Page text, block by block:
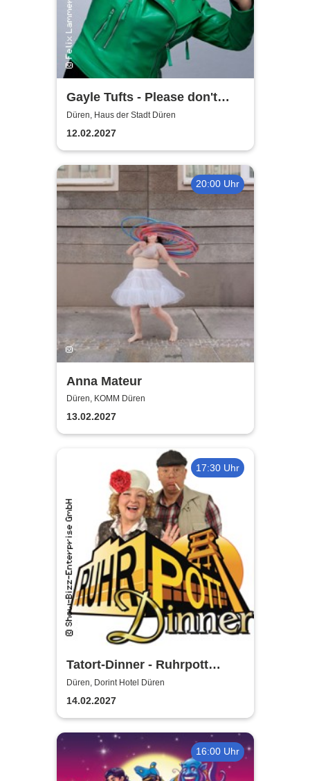
Gayle Tufts - Please don't
Stop the Music
Düren, Haus der Stadt Düren
12.02.2027
20:00 Uhr
Anna Mateur
Düren, KOMM Düren
13.02.2027
17:30 Uhr
Tatort-Dinner - Ruhrpott
Dinner
Düren, Dorint Hotel Düren
14.02.2027
16:00 Uhr